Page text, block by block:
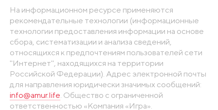
На информационном ресурсе применяются
рекомендательные технологии (информационные
технологии предоставления информации на основе
сбора, систематизации и анализа сведений,
относящихся к предпочтениям пользователей сети
"Интернет", находящихся на территории
Российской Федерации). Адрес электронной почты
для направления юридически значимых сообщений:
info@amur.life . Общество с ограниченной
ответственностью «Компания «Игра».